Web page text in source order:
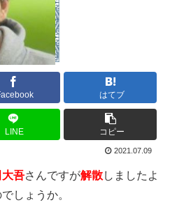
はてブ
LINE コピー
2021.07.09
吾さんですが解散しましたよ
しょうか。